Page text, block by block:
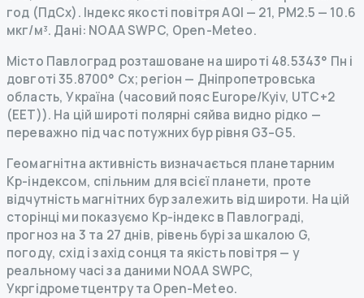
год (ПдСх). Індекс якості повітря AQI — 21, PM2.5 — 10.6
мкг/м³. Дані: NOAA SWPC, Open-Meteo.
Місто Павлоград розташоване на широті 48.5343° Пн і
довготі 35.8700° Сх; регіон — Дніпропетровська
область, Україна (часовий пояс Europe/Kyiv, UTC+2
(EET)). На цій широті полярні сяйва видно рідко —
переважно під час потужних бур рівня G3–G5.
Геомагнітна активність визначається планетарним
Kp-індексом, спільним для всієї планети, проте
відчутність магнітних бур залежить від широти. На цій
сторінці ми показуємо Kp-індекс в Павлограді,
прогноз на 3 та 27 днів, рівень бурі за шкалою G,
погоду, схід і захід сонця та якість повітря — у
реальному часі за даними NOAA SWPC,
Укргідрометцентру та Open-Meteo.